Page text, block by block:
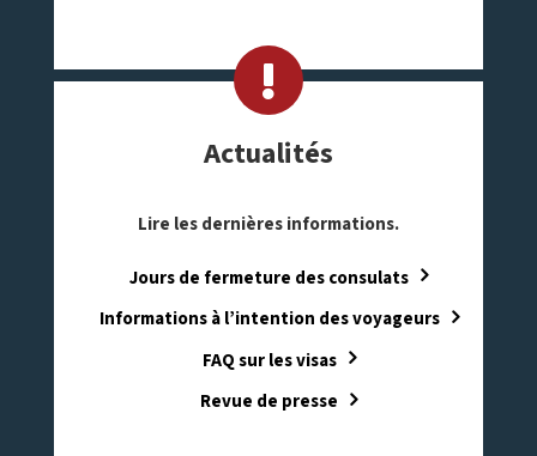
Actualités
Lire les dernières informations.
Jours de fermeture des consulats
Informations à l’intention des voyageurs
FAQ sur les visas
Revue de presse